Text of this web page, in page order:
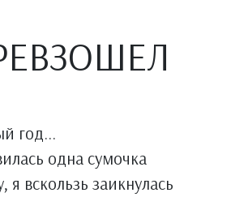
год...
одна сумочка
вскользь заикнулась